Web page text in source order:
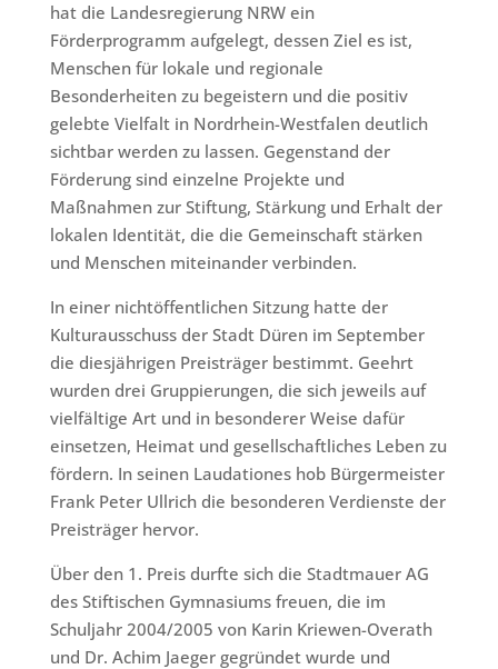
hat die Landesregierung NRW ein
Förderprogramm aufgelegt, dessen Ziel es ist,
Menschen für lokale und regionale
Besonderheiten zu begeistern und die positiv
gelebte Vielfalt in Nordrhein-Westfalen deutlich
sichtbar werden zu lassen. Gegenstand der
Förderung sind einzelne Projekte und
Maßnahmen zur Stiftung, Stärkung und Erhalt der
lokalen Identität, die die Gemeinschaft stärken
und Menschen miteinander verbinden.
In einer nichtöffentlichen Sitzung hatte der
Kulturausschuss der Stadt Düren im September
die diesjährigen Preisträger bestimmt. Geehrt
wurden drei Gruppierungen, die sich jeweils auf
vielfältige Art und in besonderer Weise dafür
einsetzen, Heimat und gesellschaftliches Leben zu
fördern. In seinen Laudationes hob Bürgermeister
Frank Peter Ullrich die besonderen Verdienste der
Preisträger hervor.
Über den 1. Preis durfte sich die Stadtmauer AG
des Stiftischen Gymnasiums freuen, die im
Schuljahr 2004/2005 von Karin Kriewen-Overath
und Dr. Achim Jaeger gegründet wurde und